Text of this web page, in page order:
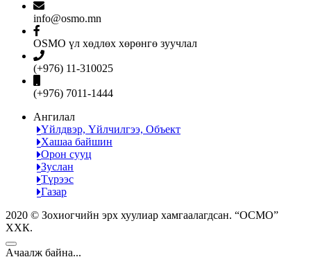
info@osmo.mn
OSMO үл хөдлөх хөрөнгө зуучлал
(+976) 11-310025
(+976) 7011-1444
Ангилал
Үйлдвэр, Үйлчилгээ, Объект
Хашаа байшин
Орон сууц
Зуслан
Түрээс
Газар
2020 © Зохиогчийн эрх хуулиар хамгаалагдсан. “ОСМО”
ХХК.
Ачаалж байна...